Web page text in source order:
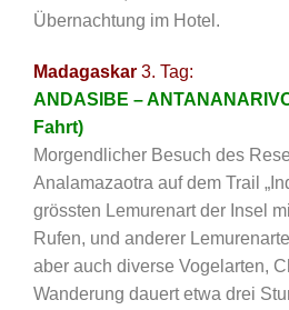
Übernachtung im Hotel.
Madagaskar 3. Tag:
ANDASIBE –
Fahrt)
Morgendlicher Besuch des
Analamazaotra auf dem Trail
grössten Lemurenart der Insel
Rufen, und anderer
aber auch diverse Vogelarten,
Wanderung dauert etwa drei